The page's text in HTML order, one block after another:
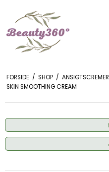
FORSIDE / SHOP / ANSIGTSCREMER
SKIN SMOOTHING CREAM